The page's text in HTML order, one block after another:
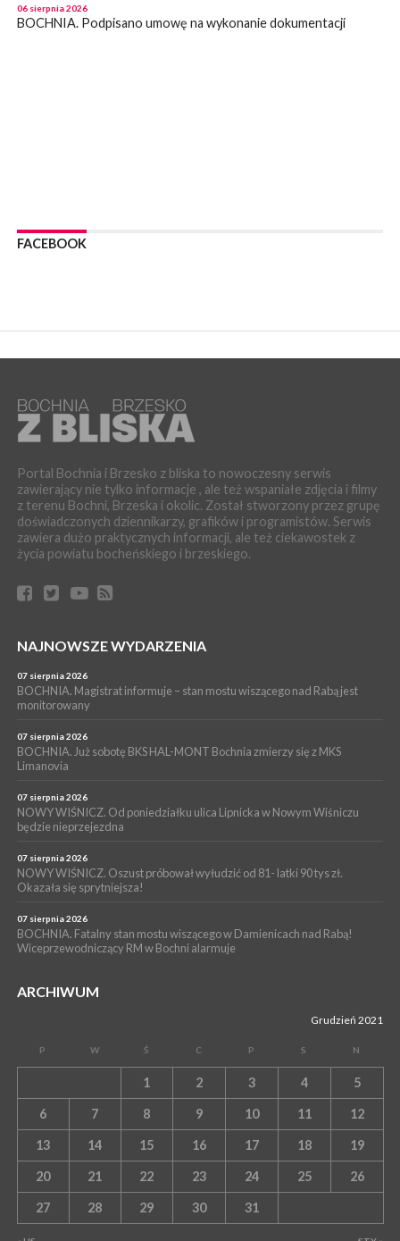
06 sierpnia 2026
BOCHNIA. Podpisano umowę na wykonanie dokumentacji
06 sierpnia 2026
BOCHNIA. Dziś w muzeum kolejne spotkanie w ramach
Kopalni Soli Bochnia
WYDARZENIA
WYDARZENIA
06 sierpnia 2026
BORZĘCIN. Już w najbliższy weekend XIX Borzęckie Święto
Grzyba: Zenek Martyniuk i Justyna Steczkowska
PIELGRZYMKA 2026
05 sierpnia 2026
Z BOCHNI NA JASNĄ GÓRĘ. Drugi dzień wędrówki [ZDJĘCIA]
05 sierpnia 2026
Przestrzennego Miasta Bochnia. To odpowiedź na działania
magistratu
05 sierpnia 2026
LIPNICA MUROWANA. Na święcie gminy zagra zespół Kombi
[PROGRAM]
FACEBOOK
Portal Bochnia i Brzesko z bliska to nowoczesny serwis
zawierający nie tylko informacje , ale też wspaniałe zdjęcia i filmy
z terenu Bochni, Brzeska i okolic. Został stworzony przez grupę
doświadczonych dziennikarzy, grafików i programistów. Serwis
zawiera dużo praktycznych informacji, ale też ciekawostek z
życia powiatu bocheńskiego i brzeskiego.
NAJNOWSZE WYDARZENIA
07 sierpnia 2026
BOCHNIA. Magistrat informuje – stan mostu wiszącego nad Rabą jest
monitorowany
07 sierpnia 2026
BOCHNIA. Już sobotę BKS HAL-MONT Bochnia zmierzy się z MKS
Limanovia
07 sierpnia 2026
NOWY WIŚNICZ. Od poniedziałku ulica Lipnicka w Nowym Wiśniczu
będzie nieprzejezdna
07 sierpnia 2026
NOWY WIŚNICZ. Oszust próbował wyłudzić od 81- latki 90 tys zł.
Okazała się sprytniejsza!
07 sierpnia 2026
BOCHNIA. Fatalny stan mostu wiszącego w Damienicach nad Rabą!
Wiceprzewodniczący RM w Bochni alarmuje
ARCHIWUM
Grudzień 2021
P W Ś C P S N
1 2 3 4 5
6 7 8 9 10 11 12
13 14 15 16 17 18 19
20 21 22 23 24 25 26
27 28 29 30 31